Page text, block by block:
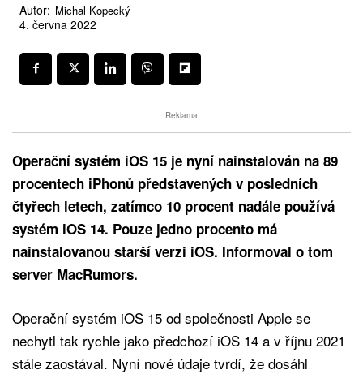
Autor: Michal Kopecký
4. června 2022
Reklama
Operační systém iOS 15 je nyní nainstalován na 89
procentech iPhonů představených v posledních
čtyřech letech, zatímco 10 procent nadále používá
systém iOS 14. Pouze jedno procento má
nainstalovanou starší verzi iOS. Informoval o tom
server MacRumors.
Operační systém iOS 15 od společnosti Apple se
nechytl tak rychle jako předchozí iOS 14 a v říjnu 2021
stále zaostával. Nyní nové údaje tvrdí, že dosáhl